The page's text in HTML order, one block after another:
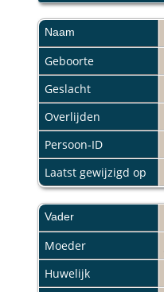
Naam
Geboorte
Geslacht
Overlijden
Persoon-ID
Laatst gewijzigd op
Vader
Moeder
Huwelijk